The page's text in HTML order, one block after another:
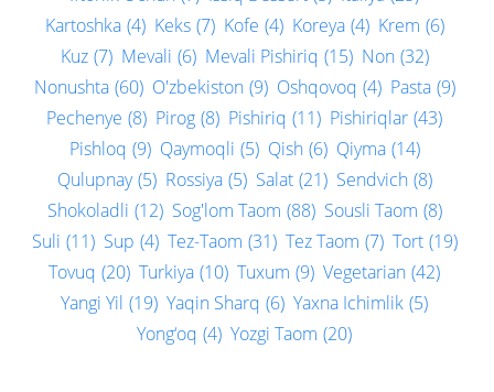
Kartoshka (4) Keks (7) Kofe (4) Koreya (4) Krem (6)
Kuz (7) Mevali (6) Mevali Pishiriq (15) Non (32)
Nonushta (60) O'zbekiston (9) Oshqovoq (4) Pasta (9)
Pechenye (8) Pirog (8) Pishiriq (11) Pishiriqlar (43)
Pishloq (9) Qaymoqli (5) Qish (6) Qiyma (14)
Qulupnay (5) Rossiya (5) Salat (21) Sendvich (8)
Shokoladli (12) Sog'lom Taom (88) Sousli Taom (8)
Suli (11) Sup (4) Tez-Taom (31) Tez Taom (7) Tort (19)
Tovuq (20) Turkiya (10) Tuxum (9) Vegetarian (42)
Yangi Yil (19) Yaqin Sharq (6) Yaxna Ichimlik (5)
Yong‘oq (4) Yozgi Taom (20)